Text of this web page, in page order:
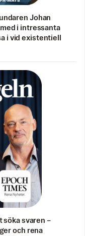
Johan
i intressanta
i vid existentiell
söka svaren –
och rena